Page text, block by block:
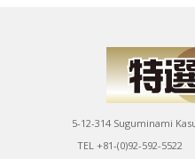
5-12-314 Suguminami
TEL +81-(0)92-592-